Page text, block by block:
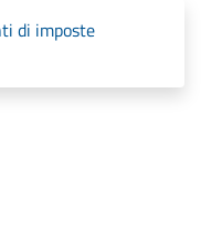
di imposte